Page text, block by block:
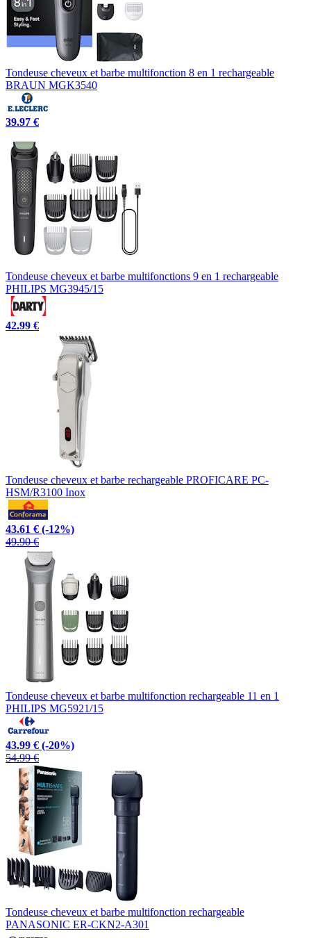
Tondeuse cheveux et barbe multifonction 8 en 1 rechargeable
BRAUN MGK3540
39.97 €
Tondeuse cheveux et barbe multifonctions 9 en 1 rechargeable
PHILIPS MG3945/15
42.99 €
Tondeuse cheveux et barbe rechargeable PROFICARE PC-
HSM/R3100 Inox
43.61 € (-12%)
49.90 €
Tondeuse cheveux et barbe multifonction rechargeable 11 en 1
PHILIPS MG5921/15
43.99 € (-20%)
54.99 €
Tondeuse cheveux et barbe multifonction rechargeable
PANASONIC ER-CKN2-A301